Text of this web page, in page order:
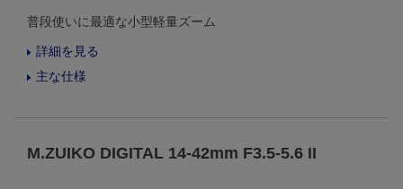
普段使いに最適な小型軽量ズーム
詳細を見る
主な仕様
M.ZUIKO DIGITAL 14-42mm F3.5-5.6 II